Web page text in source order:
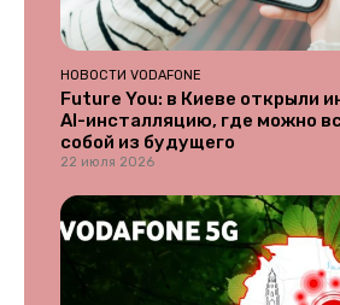
НОВОСТИ VODAFONE
Future You: в Киеве открыли
AI-инсталляцию, где можно
собой из будущего
22 июля 2026